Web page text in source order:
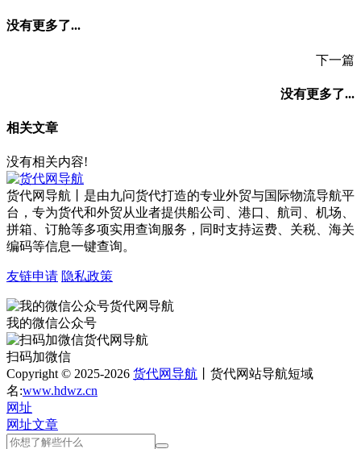
没有更多了...
下一篇
没有更多了...
相关文章
没有相关内容!
货代网导航丨是由九问货代打造的专业外贸与国际物流导航平
台，专为货代和外贸从业者提供船公司、港口、航司、机场、
拼箱、订舱等多项实用查询服务，同时支持运费、关税、海关
编码等信息一键查询。
友链申请 隐私政策
我的微信公众号
扫码加微信
Copyright © 2025-2026 货代网导航 丨货代网站导航短域
名:www.hdwz.cn
网址
网址文章